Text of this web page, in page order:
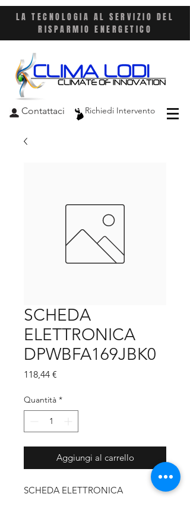
LA TECNOLOGIA AL SERVIZIO DEL
RISPARMIO ENERGETICO
Richiedi Intervento
Contattaci
SCHEDA
ELETTRONICA
DPWBFA169JBK0
118,44 €
Quantità *
Aggiungi al carrello
SCHEDA ELETTRONICA